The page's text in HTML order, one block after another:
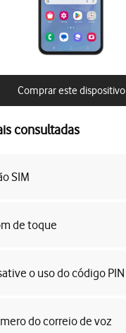
Comprar este dispositivo
consultadas
SIM
de toque
o uso do código PIN
do correio de voz